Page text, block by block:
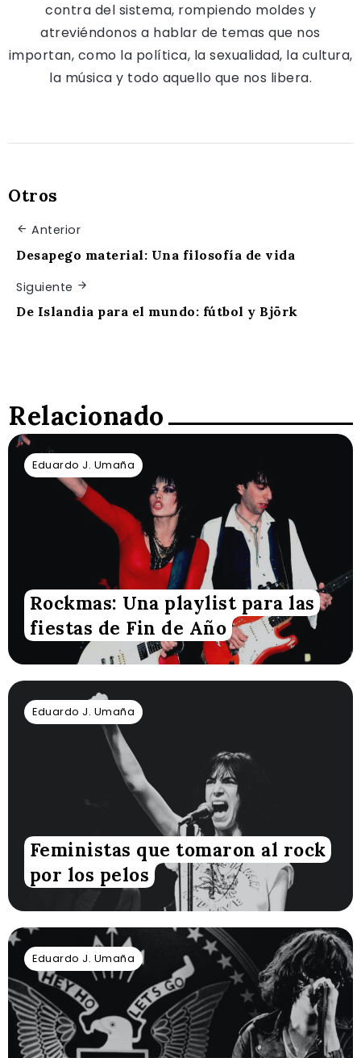
contra del sistema, rompiendo moldes y
atreviéndonos a hablar de temas que nos
importan, como la política, la sexualidad, la cultura,
la música y todo aquello que nos libera.
Otros
Anterior
Desapego material: Una filosofía de vida
Siguiente
De Islandia para el mundo: fútbol y Björk
Relacionado
Eduardo J. Umaña
Rockmas: Una playlist para las
fiestas de Fin de Año
Eduardo J. Umaña
Feministas que tomaron al rock
por los pelos
Eduardo J. Umaña